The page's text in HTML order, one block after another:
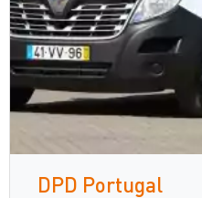
DPD Portugal